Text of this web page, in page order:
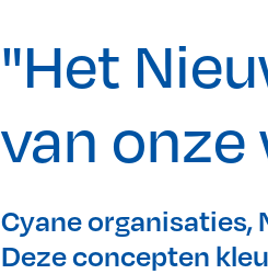
"Het
van
Cyane
Deze concepten